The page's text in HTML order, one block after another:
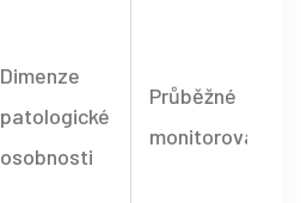
Dimenze
patologické
osobnosti
Průběžné
monitorování